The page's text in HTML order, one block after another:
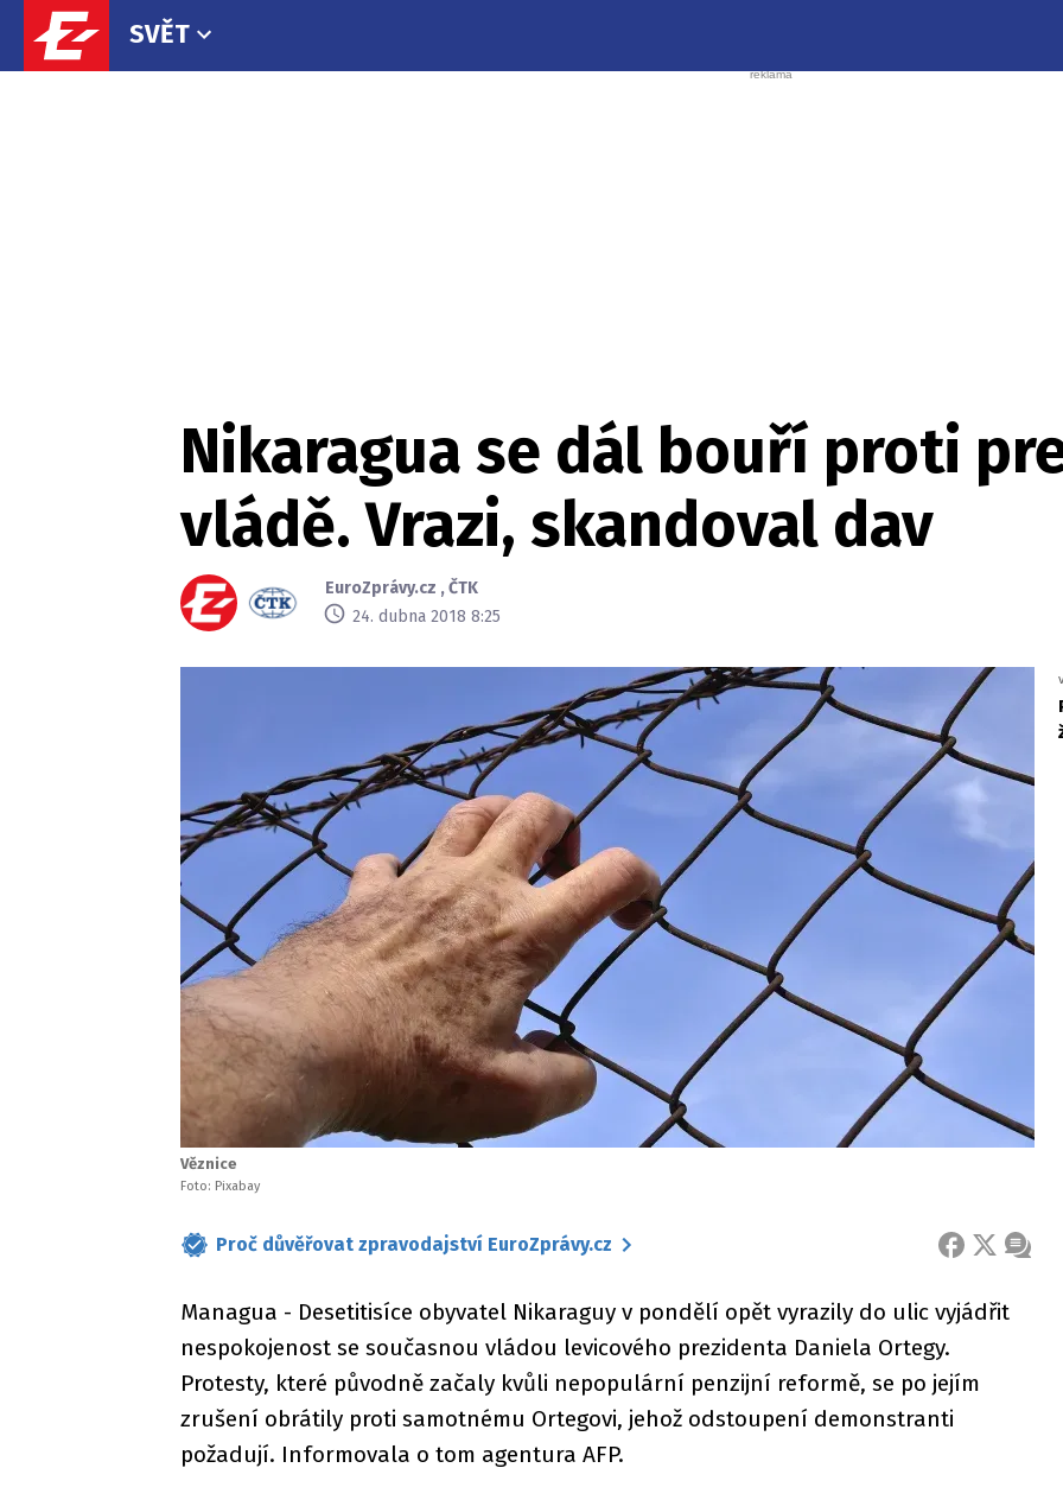
SVĚT
Nikaragua se dál bouří proti
vládě. Vrazi, skandoval dav
EuroZprávy.cz ,ČTK
24. dubna 2018 8:25
Věznice
Foto: Pixabay
Proč důvěřovat zpravodajství EuroZprávy.cz FACEBOOK
X
Managua - Desetitisíce obyvatel Nikaraguy v pondělí opět vyrazily do ulic vyjádřit
nespokojenost se současnou vládou levicového prezidenta Daniela Ortegy.
Protesty, které původně začaly kvůli nepopulární penzijní reformě, se po jejím
zrušení obrátily proti samotnému Ortegovi, jehož odstoupení demonstranti
požadují. Informovala o tom agentura AFP.